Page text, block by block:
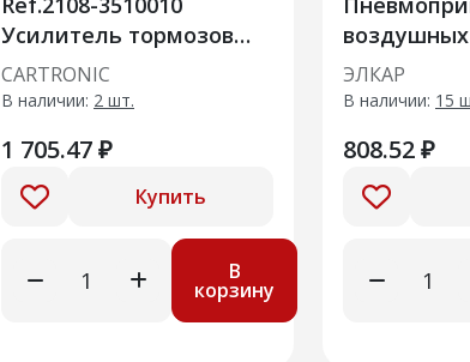
Усилитель тормозов
вакуумный Cartronic
CRTR0133182 без ГТЦ
CARTRONIC
В наличии: 2 шт.
1 705.47 ₽
Купить
В
корзину
21127-
ЭЛКАР
В наличии: 15
808.52 ₽